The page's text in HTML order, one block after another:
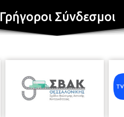
Γρήγοροι Σύνδεσμοι